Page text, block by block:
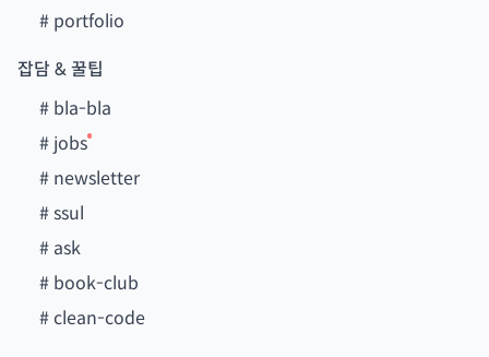
# portfolio
잡담 & 꿀팁
# bla-bla
# jobs
# newsletter
#ssul
# ask
# book-club
#clean-code